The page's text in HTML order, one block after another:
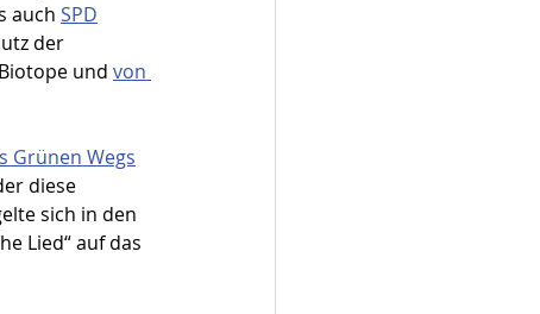
auch SPD
der
und von
Grünen Wegs
diese
sich in den
Lied“ auf das